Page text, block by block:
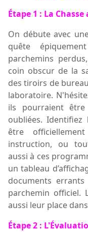
Étape 1 : La Chasse
On débute avec
quête
parchemins
coin obscur de la
des tiroirs de
laboratoire.
ils pourraient être
oubliées.
être
instruction, ou
aussi à ces
un tableau
documents
parchemin officiel.
aussi leur place
Étape 2 :